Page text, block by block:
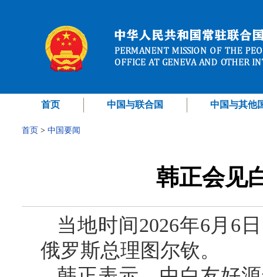
首页 中国与联合国 中国与其他
首页 > 中国要闻
韩正会见
当地时间2026年6月6
俄罗斯总理图尔钦。